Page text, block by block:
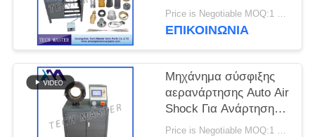
ανάρτησης αέρα για
Μηχανή σύσφιξης
Price is Negotiable MOQ:1 ομάδα
ΕΠΙΚΟΙΝΩΝΊΑ
Μηχάνημα σύσφιξης
αερανάρτησης Auto Air
Shock Για Ανάρτηση
αέρα Mercedes / BMWPrice is Negotiable MOQ:1 ομάδα